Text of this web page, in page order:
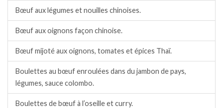
Bœuf aux légumes et nouilles chinoises.
Bœuf aux oignons façon chinoise.
Bœuf mijoté aux oignons, tomates et épices Thaï.
Boulettes au bœuf enroulées dans du jambon de pays,
légumes, sauce colombo.
Boulettes de bœuf à l’oseille et curry.